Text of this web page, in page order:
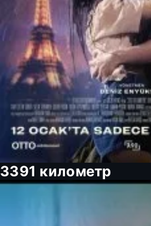
3391 километр